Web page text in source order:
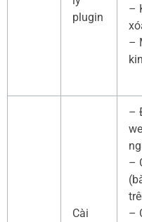
plugin
–
–
Cài
–
–
–